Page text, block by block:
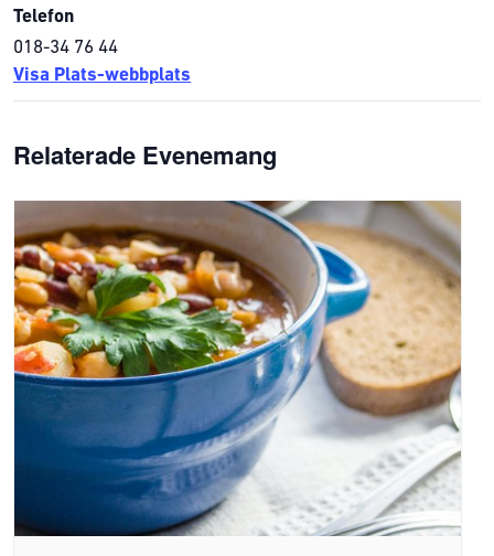
Telefon
018-34 76 44
Visa Plats-webbplats
Relaterade Evenemang